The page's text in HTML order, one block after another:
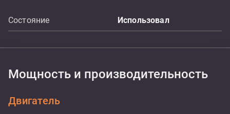
Состояние Использовал
Мощность и производительность
Двигатель